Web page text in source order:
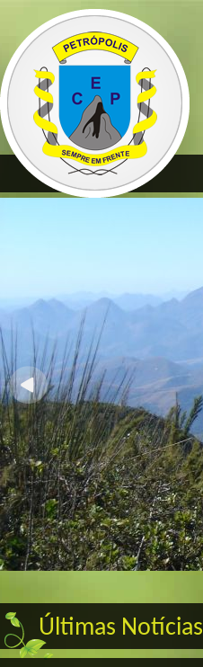
Últimas Notícias